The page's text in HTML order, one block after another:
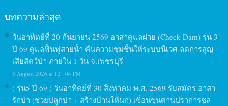
บทความล่าสุด
วันอาทิตย์ที่ 20 กันยายน 2569 อาสาดูแลฝาย (Check Dam) รุ่น 3
ปี 69 ดูแลฟื้นฟูสายน้ำ คืนความชุมชื้นให้ระบบนิเวศ ลดการสูญ
เสียสัตว์ป่า ภายใน 1 วัน จ.เพชรบุรี
8 August 2026 at 12 : 04 PM
( รุ่น5 ปี 69 ) วันอาทิตย์ที่ 30 สิงหาคม พ.ศ. 2569 รับสมัคร อาสา
รักป่า (ช่วยปลูกป่า + สร้างบ้านให้นก) เขื่อนขุนด่านปราการชล